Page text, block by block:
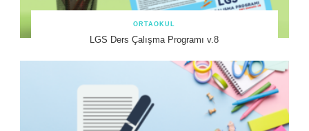
ORTAOKUL
LGS Ders Çalışma Programı v.8